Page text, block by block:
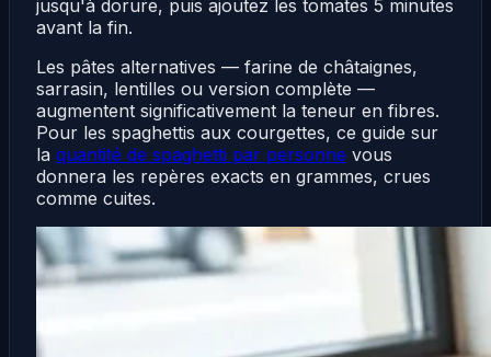
jusqu'à dorure, puis ajoutez les tomates 5 minutes
avant la fin.
Les pâtes alternatives — farine de châtaignes,
sarrasin, lentilles ou version complète —
augmentent significativement la teneur en fibres.
Pour les spaghettis aux courgettes, ce guide sur
la quantité de spaghetti par personne vous
donnera les repères exacts en grammes, crues
comme cuites.